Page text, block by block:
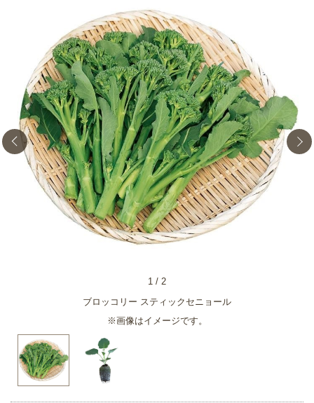
ブロッコリー スティックセニョール
※画像はイメージです。
1 / 2